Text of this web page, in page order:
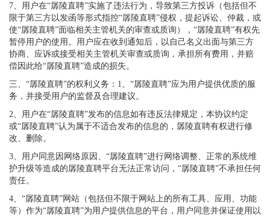
7、用户在“孱陵直聘”实施了违法行为，导致第三方投诉（包括但不
限于第三方以发函等形式指控“孱陵直聘”侵权，提起诉讼、仲裁，或
使“孱陵直聘”面临相关主管机关的审查或质询），“孱陵直聘”有权先
暂停用户的使用。用户应在收到通知后，以自己名义出面与第三方
协商、应诉或接受相关主管机关审查或质询，承担所有费用，并赔
偿因此给“孱陵直聘”造成的损失。
三、“孱陵直聘”的权利义务：1、“孱陵直聘”应为用户提供优质的服
务，并接受用户的监督及合理建议。
2、用户在“孱陵直聘”发布的信息如有违反法律规定，本协议约定
或“孱陵直聘”认为属于不适合发布的信息的，孱陵直聘有权进行修
改、删除。
3、用户同意因网络原因、“孱陵直聘”进行网络调整、正常的系统维
护升级等造成的孱陵直聘平台无法正常访问，“孱陵直聘”不承担任何
责任。
4、“孱陵直聘”网站（包括但不限于网站上的所有工具、应用、功能
等）作为“孱陵直聘”为用户提供信息的平台，用户同意并保证使用以